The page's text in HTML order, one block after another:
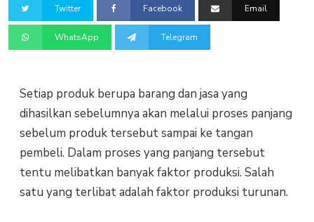
Twitter Facebook Email
WhatsApp Telegram
Setiap produk berupa barang dan jasa yang
dihasilkan sebelumnya akan melalui proses panjang
sebelum produk tersebut sampai ke tangan
pembeli. Dalam proses yang panjang tersebut
tentu melibatkan banyak faktor produksi. Salah
satu yang terlibat adalah faktor produksi turunan.